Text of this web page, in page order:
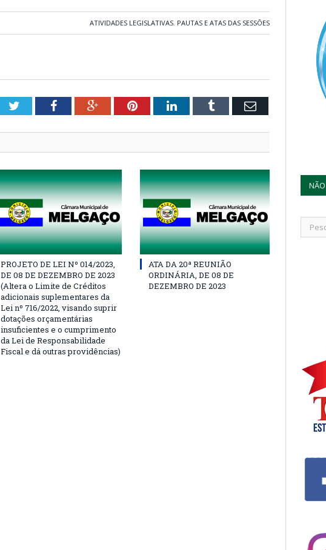
ATIVIDADES LEGISLATIVAS, PAUTAS E ATAS DAS SESSÕES
TwitterFacebookGoogle+PinterestLinkedInTumblr Email
PROJETO DE LEI Nº 014/2023,
DE 08 DE DEZEMBRO DE 2023
(Altera o Limite de Créditos
adicionais suplementares da
Lei nº 716/2022, visando suprir
dotações orçamentárias
insuficientes e o cumprimento
da Lei de Responsabilidade
Fiscal e dá outras providências)
ATA DA 20ª REUNIÃO
ORDINÁRIA, DE 08 DE
DEZEMBRO DE 2023